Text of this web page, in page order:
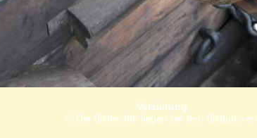
Verzierung
© Die Bildrechte liegen bei den Bildautoren